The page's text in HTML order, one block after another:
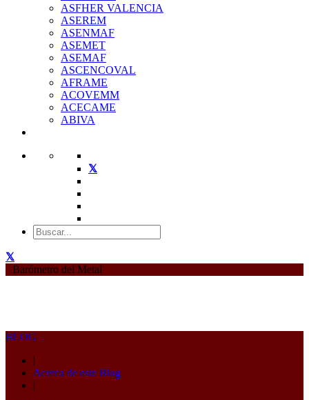
ASFHER VALENCIA
ASEREM
ASENMAF
ASEMET
ASEMAF
ASCENCOVAL
AFRAME
ACOVEMM
ACECAME
ABIVA
Barómetro del Metal
BLOG
|
Acerca de este Blog
|